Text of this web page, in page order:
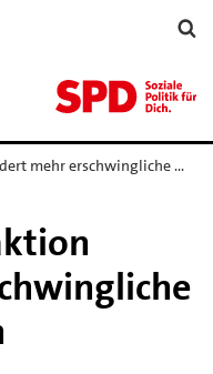
mehr erschwingliche …